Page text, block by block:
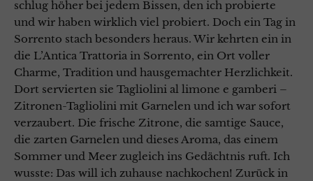
schlug höher bei jedem Bissen, den ich probierte
und wir haben wirklich viel probiert. Doch ein Tag in
Sorrento stach besonders heraus. Wir kehrten ein in
die L’Antica Trattoria in Sorrento, ein Ort voller
Charme, Tradition und hausgemachter Herzlichkeit.
Dort servierten sie Tagliolini al limone e gamberi –
Zitronen-Tagliolini mit Garnelen und ich war sofort
verzaubert. Die frische Zitrone, die samtige Sauce,
die zarten Garnelen und dieses Aroma, das einem
Sommer und Meer zugleich ins Gedächtnis ruft. Ich
wusste: Das will ich zuhause nachkochen! Zurück in